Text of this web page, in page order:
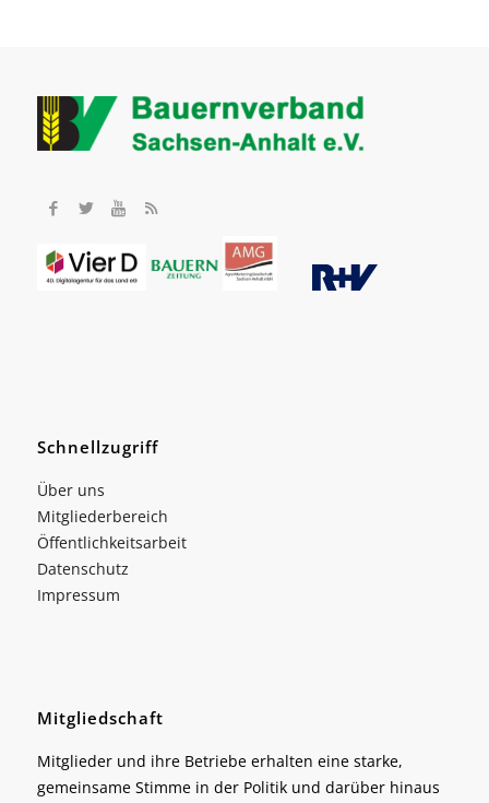
Schnellzugriff
Über uns
Mitgliederbereich
Öffentlichkeitsarbeit
Datenschutz
Impressum
Mitgliedschaft
Mitglieder und ihre Betriebe erhalten eine starke,
gemeinsame Stimme in der Politik und darüber hinaus